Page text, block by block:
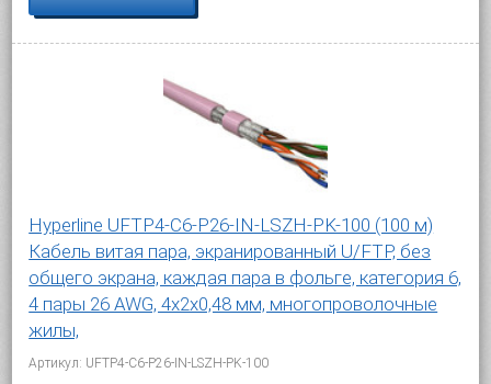
Hyperline UFTP4-C6-P26-IN-LSZH-PK-100 (100 м)
Кабель витая пара, экранированный U/FTP, без
общего экрана, каждая пара в фольге, категория 6,
4 пары 26 AWG, 4х2х0,48 мм, многопроволочные
жилы,
Артикул: UFTP4-C6-P26-IN-LSZH-PK-100